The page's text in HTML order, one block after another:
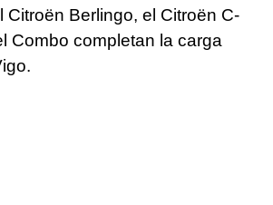
Citroën Berlingo, el Citroën C-
Combo completan la carga